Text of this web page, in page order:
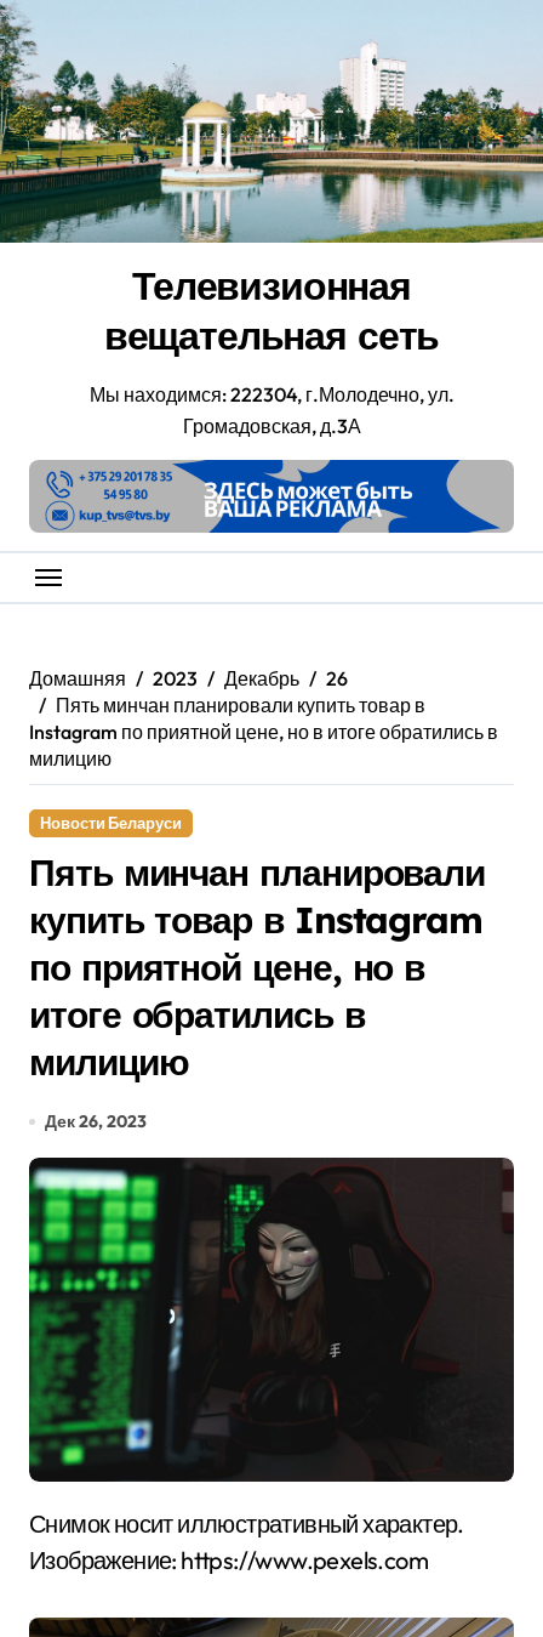
Перейти
к
содержанию
Телевизионная
вещательная сеть
Мы находимся: 222304, г.Молодечно, ул.
Громадовская, д.3А
Домашняя 2023 Декабрь
26
Пять минчан планировали купить товар в
Instagram по приятной цене, но в итоге обратились в
милицию
Новости Беларуси
Пять минчан планировали
купить товар в Instagram
по приятной цене, но в
итоге обратились в
милицию
Дек 26, 2023
Снимок носит иллюстративный характер.
Изображение: https://www.pexels.com